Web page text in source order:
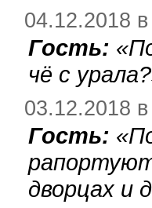
04.12.2018
Гость: «
чё с урала?
03.12.2018
Гость: «
дворцах и